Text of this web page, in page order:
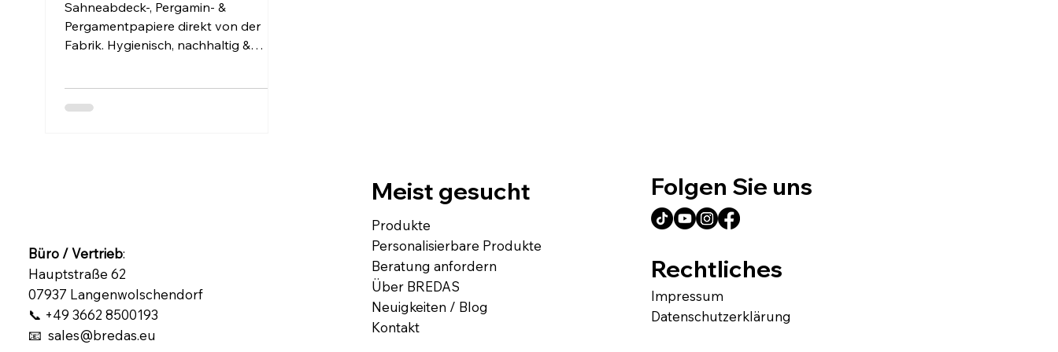
Sahneabdeck-, Pergamin- &
Pergamentpapiere direkt von der
Fabrik. Hygienisch, nachhaltig &
Meist gesucht
Produkte
Personalisierbare Produkte
Beratung anfordern
Über BREDAS
Neuigkeiten / Blog
Kontakt
Folgen Sie uns
Büro / Vertrieb:
Hauptstraße 62
07937 Langenwolschendorf
📞 +49 3662 8500193
📧 sales@bredas.eu
Rechtliches
Impressum
Datenschutzerklärung